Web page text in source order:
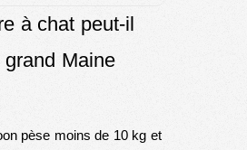
à chat peut-il
Maine
pèse moins de 10 kg et